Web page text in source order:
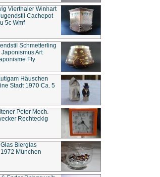
Vierthaler Winhart
Cachepot
5c Wmf
Schmetterling
Art
Fly
Häuschen
Stadt 1970 Ca. 5
Peter Mech.
Rechteckig
Bierglas
München